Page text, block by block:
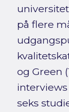
på flere
og Green
seks